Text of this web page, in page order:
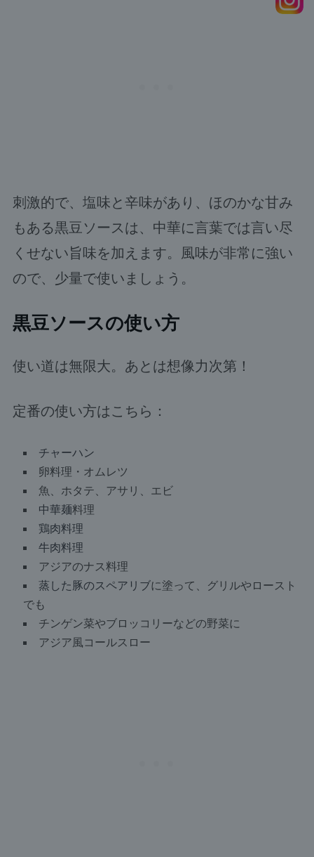
刺激的で、塩味と辛味があり、ほのかな甘み
もある黒豆ソースは、中華に言葉では言い尽
くせない旨味を加えます。風味が非常に強い
ので、少量で使いましょう。
黒豆ソースの使い方
使い道は無限大。あとは想像力次第！
定番の使い方はこちら：
チャーハン
卵料理・オムレツ
魚、ホタテ、アサリ、エビ
中華麺料理
鶏肉料理
牛肉料理
アジアのナス料理
蒸した豚のスペアリブに塗って、グリルやロースト
でも
チンゲン菜やブロッコリーなどの野菜に
アジア風コールスロー